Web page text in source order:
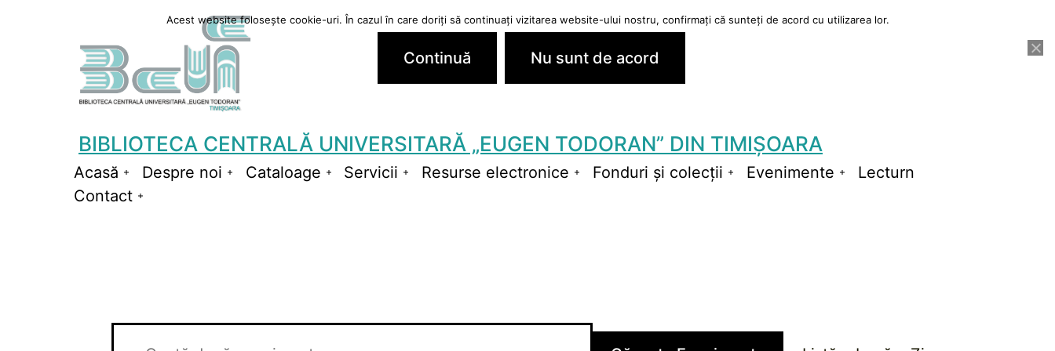
BIBLIOTECA CENTRALĂ UNIVERSITARĂ „EUGEN TODORAN” DIN TIMIȘOARA
Acasă
Deschide
meniul
Despre noi
Deschide
Cataloage
Deschide
Servicii
Deschide
Resurse electronice
Deschide
Fonduri și colecții
Deschide
Evenimente
Deschide
Lecturn
Contact
Evenimente
Acest website folosește cookie-uri. În cazul în care doriți să continuați vizitarea website-ului nostru, confirmați că sunteți de acord cu utilizarea lor.
Continuă Nu sunt de acord